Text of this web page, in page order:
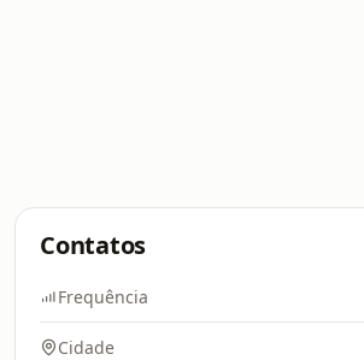
Contatos
Frequência
Cidade